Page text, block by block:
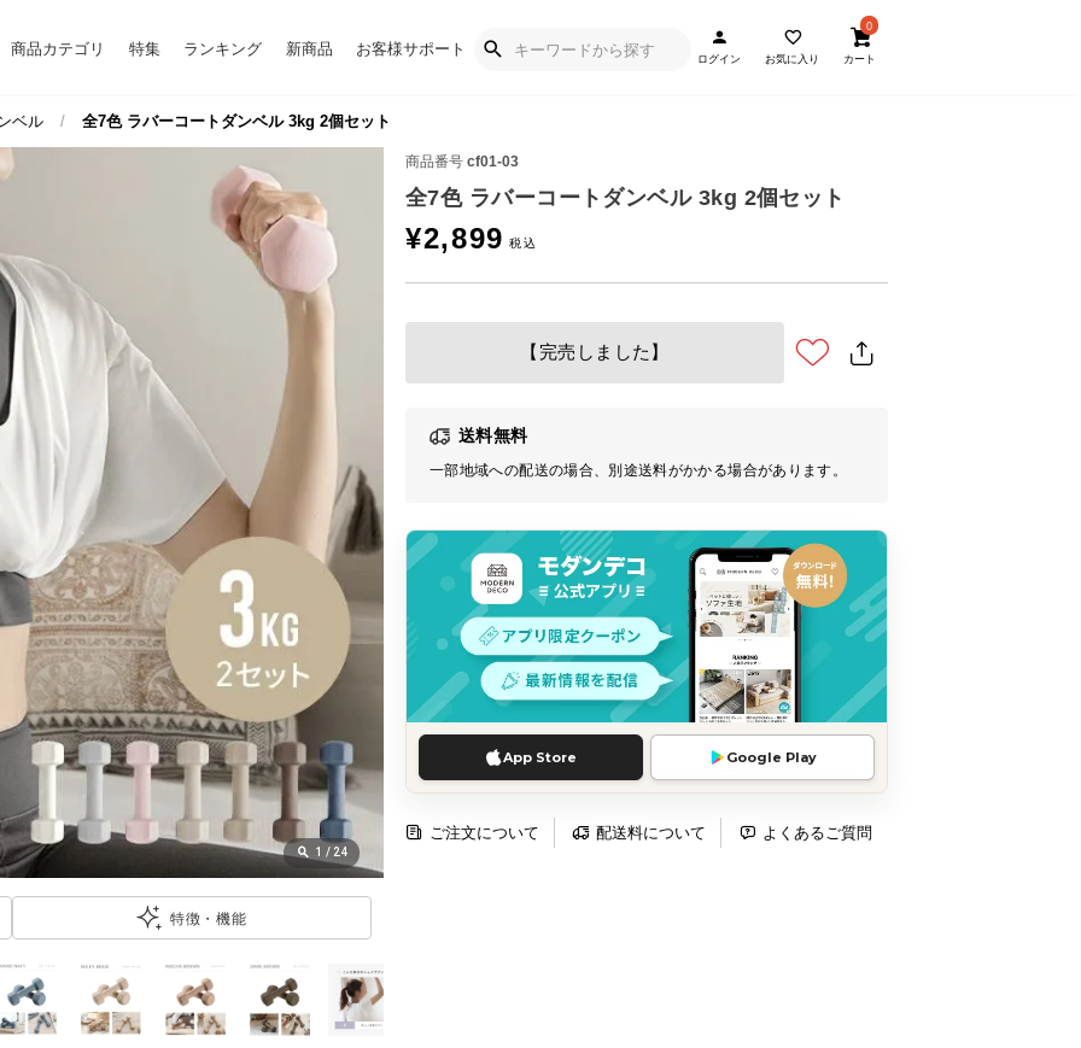
商品カテゴリ 特集 ランキング 新商品 お客様サポート
ログイン お気に入り
0
カート
ベル 全7色 ラバーコートダンベル 3kg 2個セット
商品番号 cf01-03
全7色 ラバーコートダンベル 3kg 2個セット
¥2,899
【完売しました】
送料無料
一部地域への配送の場合、別途送料がかかる場合があります。
App Store Google Play
ご注文について 配送料について よくあるご質問
1 / 24
特徴・機能